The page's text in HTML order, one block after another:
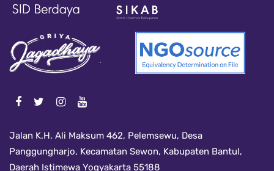
Jalan K.H. Ali Maksum 462, Pelemsewu, Desa
Panggungharjo, Kecamatan Sewon, Kabupaten Bantul,
Daerah Istimewa Yogyakarta 55188